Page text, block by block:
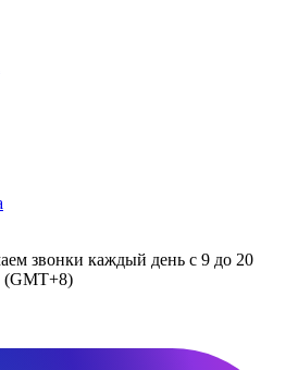
звонки каждый день с 9 до 20
(GMT+8)